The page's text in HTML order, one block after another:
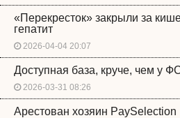
«Перекресток» закрыли за
гепатит
2026-04-04 20:07
Доступная база, круче, чем у
2026-03-31 08:26
Арестован хозяин PaySelection